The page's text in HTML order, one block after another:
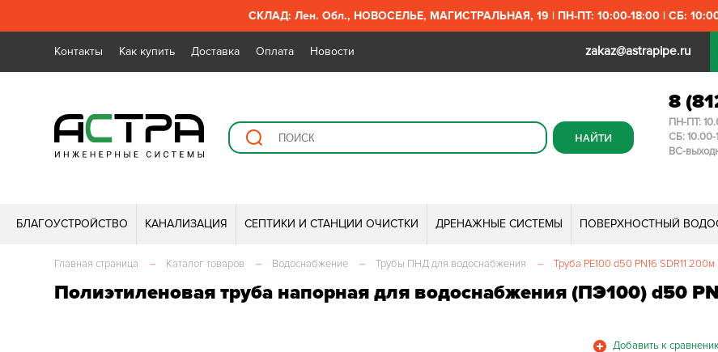
СКЛАД: Лен. Обл., НОВОСЕЛЬЕ, МАГИСТРАЛЬНАЯ, 19 | ПН-ПТ: 10:00-18:00 | СБ:
Контакты Как купить Доставка Оплата Новости zakaz@astrapipe.ru
8
ПН-ПТ:
СБ: 10.00-
ВС-
БЛАГОУСТРОЙСТВО КАНАЛИЗАЦИЯ СЕПТИКИ И СТАНЦИИ ОЧИСТКИ ДРЕНАЖНЫЕ СИСТЕМЫ ПОВЕРХНОСТНЫЙ
Главная страница – Каталог товаров – Водоснабжение – Трубы ПНД для водоснабжения – Труба PE100 d50 PN16 SDR11 200м
Полиэтиленовая труба напорная для водоснабжения (ПЭ100) d50